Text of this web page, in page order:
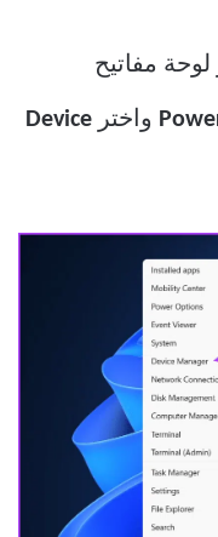
مفاتيح
واختر Device